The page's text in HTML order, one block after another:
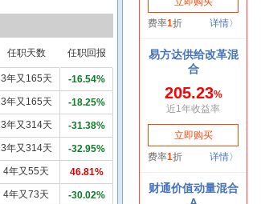
任职天数 任职回报
3年又165天 -16.54%
3年又165天 -18.25%
3年又314天 -31.38%
3年又314天 -32.95%
4年又55天 46.81%
4年又73天 -30.02%